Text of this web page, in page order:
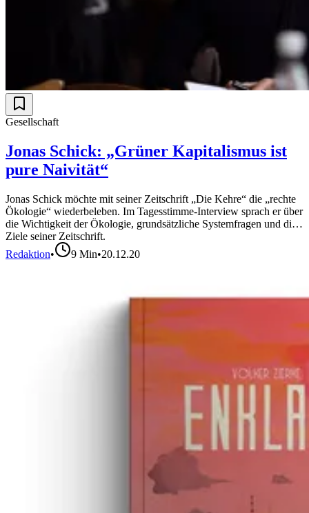
Gesellschaft
Jonas Schick: „Grüner Kapitalismus ist
pure Naivität“
Jonas Schick möchte mit seiner Zeitschrift „Die Kehre“ die „rechte
Ökologie“ wiederbeleben. Im Tagesstimme-Interview sprach er über
die Wichtigkeit der Ökologie, grundsätzliche Systemfragen und die
Ziele seiner Zeitschrift.
Redaktion• 9 Min•20.12.20